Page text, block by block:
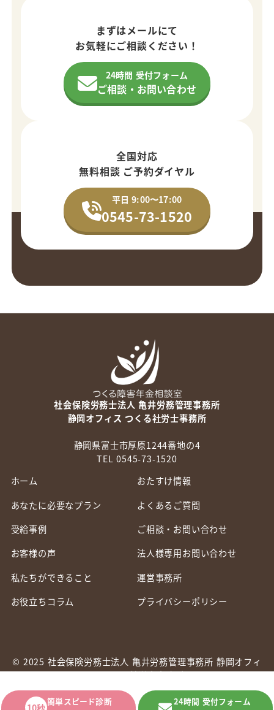
まずはメールにて
お気軽にご相談ください！
24時間 受付フォーム
ご相談・お問い合わせ
全国対応
無料相談 ご予約ダイヤル
平日 9:00〜17:00
0545-73-1520
社会保険労務士法人 亀井労務管理事務所
静岡オフィス つくる社労士事務所
静岡県富士市厚原1244番地の4
TEL 0545-73-1520
ホーム
あなたに必要なプラン
受給事例
お客様の声
私たちができること
お役立ちコラム
おたすけ情報
よくあるご質問
ご相談・お問い合わせ
法人様専用お問い合わせ
運営事務所
プライバシーポリシー
© 2025 社会保険労務士法人 亀井労務管理事務所 静岡オフィ
ス つくる社労士事務所
10秒
簡単スピード診断
24時間 受付フォーム